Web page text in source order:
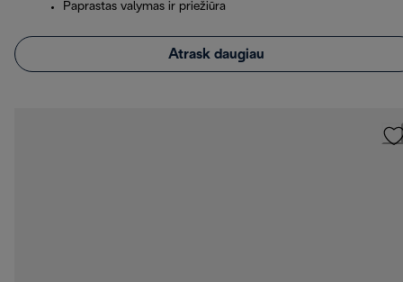
Paprastas valymas ir priežiūra
Atrask daugiau